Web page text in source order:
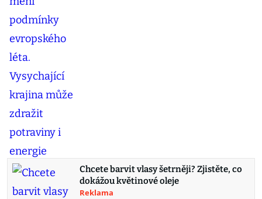
Chcete barvit vlasy šetrněji? Zjistěte, co
dokážou květinové oleje
Reklama